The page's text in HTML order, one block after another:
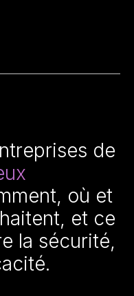
de
où et
et ce
la sécurité,